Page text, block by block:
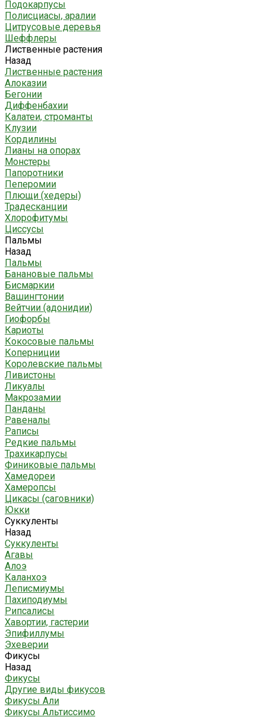
Подокарпусы
Полисциасы, аралии
Цитрусовые деревья
Шеффлеры
Лиственные растения
Назад
Лиственные растения
Алоказии
Бегонии
Диффенбахии
Калатеи, строманты
Клузии
Кордилины
Лианы на опорах
Монстеры
Папоротники
Пеперомии
Плющи (хедеры)
Традесканции
Хлорофитумы
Циссусы
Пальмы
Назад
Пальмы
Банановые пальмы
Бисмаркии
Вашингтонии
Вейтчии (адонидии)
Гиофорбы
Кариоты
Кокосовые пальмы
Коперниции
Королевские пальмы
Ливистоны
Ликуалы
Макрозамии
Панданы
Равеналы
Раписы
Редкие пальмы
Трахикарпусы
Финиковые пальмы
Хамедореи
Хамеропсы
Цикасы (саговники)
Юкки
Суккуленты
Назад
Суккуленты
Агавы
Алоэ
Каланхоэ
Леписмиумы
Пахиподиумы
Рипсалисы
Хавортии, гастерии
Эпифиллумы
Эхеверии
Фикусы
Назад
Фикусы
Другие виды фикусов
Фикусы Али
Фикусы Альтиссимо